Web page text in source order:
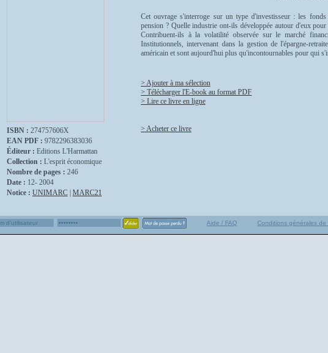
ISBN : 274757606X
EAN PDF : 9782296383036
Éditeur : Editions L'Harmattan
Collection : L'esprit économique
Nombre de pages : 246
Date : 12- 2004
Notice : UNIMARC MARC21
Cet ouvrage s'interroge sur un type d'investisseur : les
pension ? Quelle industrie ont-ils développée autour d'eux
Contribuent-ils à la volatilité observée sur le marché
Institutionnels, intervenant dans la gestion de l'épargne-
américain et sont aujourd'hui plus qu'incontournables pour qui
> Ajouter à ma sélection
> Télécharger l'E-book au format PDF
> Lire ce livre en ligne
> Acheter ce livre
Aide / FAQ Conditions générales de